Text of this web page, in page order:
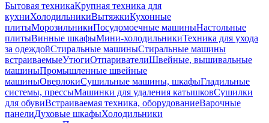
Бытовая техникаКрупная техника для
кухниХолодильникиВытяжкиКухонные
плитыМорозильникиПосудомоечные машиныНастольные
плитыВинные шкафыМини-холодильникиТехника для ухода
за одеждойСтиральные машиныСтиральные машины
встраиваемыеУтюгиОтпаривателиШвейные, вышивальные
машиныПромышленные швейные
машиныОверлокиСушильные машины, шкафыГладильные
системы, прессыМашинки для удаления катышковСушилки
для обувиВстраиваемая техника, оборудованиеВарочные
панелиДуховые шкафыХолодильники